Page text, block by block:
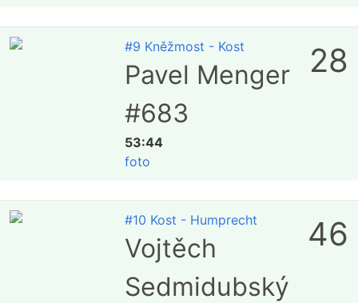
#9 Kněžmost - Kost
Pavel Menger
#683
53:44
foto
28
#10 Kost - Humprecht
Vojtěch
Sedmidubský
46